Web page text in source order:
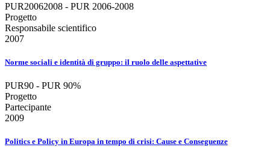
PUR20062008 - PUR 2006-2008
Progetto
Responsabile scientifico
2007
Norme sociali e identità di gruppo: il ruolo delle aspettative
PUR90 - PUR 90%
Progetto
Partecipante
2009
Politics e Policy in Europa in tempo di crisi: Cause e Conseguenze